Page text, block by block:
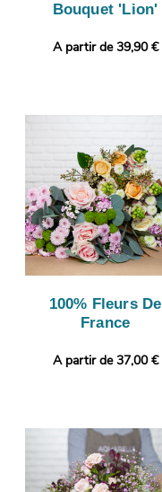
Bouquet 'Lion'
A partir de 39,90 €
100% Fleurs De
France
A partir de 37,00 €